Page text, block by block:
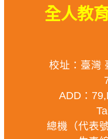
全人教
校址：臺灣
ADD：
總機（代表